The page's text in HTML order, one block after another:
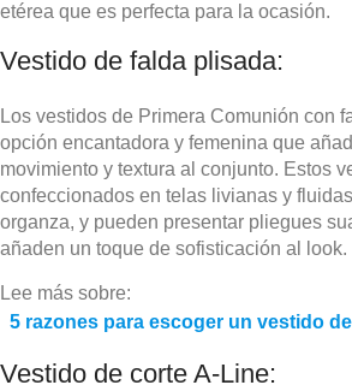
etérea que es perfecta para la ocasión.
Vestido de falda plisada:
Los vestidos de Primera Comunión con
opción encantadora y femenina que
movimiento y textura al conjunto. Estos
confeccionados en telas livianas y
organza, y pueden presentar pliegues
añaden un toque de sofisticación al look.
Lee más sobre:
5 razones para escoger un vestido
Vestido de corte A-Line: